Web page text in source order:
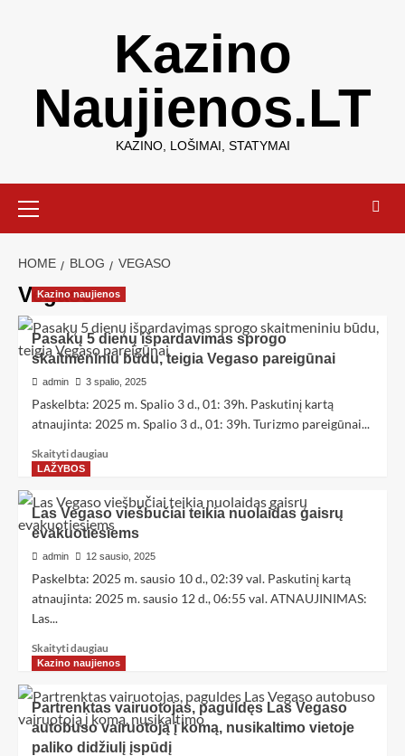
Kazino
Naujienos.LT
KAZINO, LOŠIMAI, STATYMAI
HOME BLOG VEGASO
Vegaso
Kazino naujienos
Pasakų 5 dienų išpardavimas sprogo
skaitmeniniu būdu, teigia Vegaso pareigūnai
admin 3 spalio, 2025
Paskelbta: 2025 m. Spalio 3 d., 01: 39h. Paskutinį kartą
atnaujinta: 2025 m. Spalio 3 d., 01: 39h. Turizmo pareigūnai...
Skaityti daugiau
LAŽYBOS
Las Vegaso viešbučiai teikia nuolaidas gaisrų
evakuotiesiems
admin 12 sausio, 2025
Paskelbta: 2025 m. sausio 10 d., 02:39 val. Paskutinį kartą
atnaujinta: 2025 m. sausio 12 d., 06:55 val. ATNAUJINIMAS:
Las...
Skaityti daugiau
Kazino naujienos
Partrenktas vairuotojas, paguldęs Las Vegaso
autobuso vairuotoją į komą, nusikaltimo vietoje
paliko didžiulį įspūdį